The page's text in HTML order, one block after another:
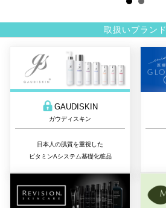
取扱いブランド
GAUDISKIN
ガウディスキン
日本人の肌質を重視した
ビタミンAシステム基礎化粧品